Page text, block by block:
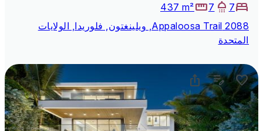
7
7
437 m²
2088 Appaloosa Trail, ويلينغتون, فلوريدا, الولايات
المتحدة